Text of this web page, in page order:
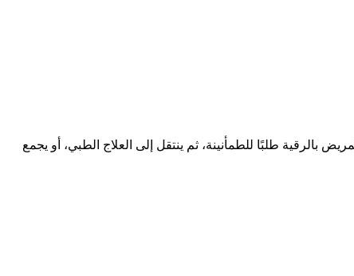
بالرقية طلبًا للطمأنينة، ثم ينتقل إلى العلاج الطبي، أو يجمع